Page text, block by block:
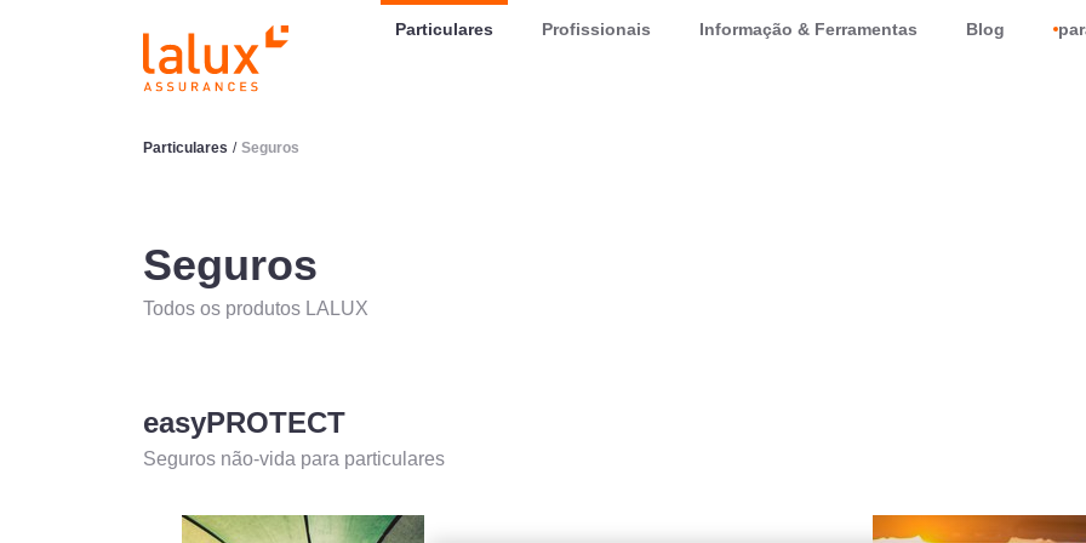
LALUX AssurancesParticulares Profissionais Informação & Ferramentas Blog
Particulares / Seguros
Seguros
Todos os produtos LALUX
easyPROTECT
Seguros não-vida para particulares